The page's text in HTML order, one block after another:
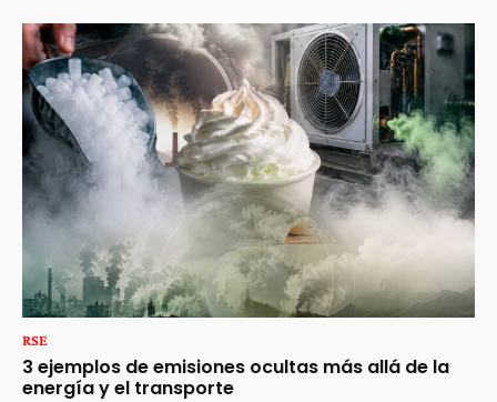
RSE
3 ejemplos de emisiones ocultas más allá de la
energía y el transporte